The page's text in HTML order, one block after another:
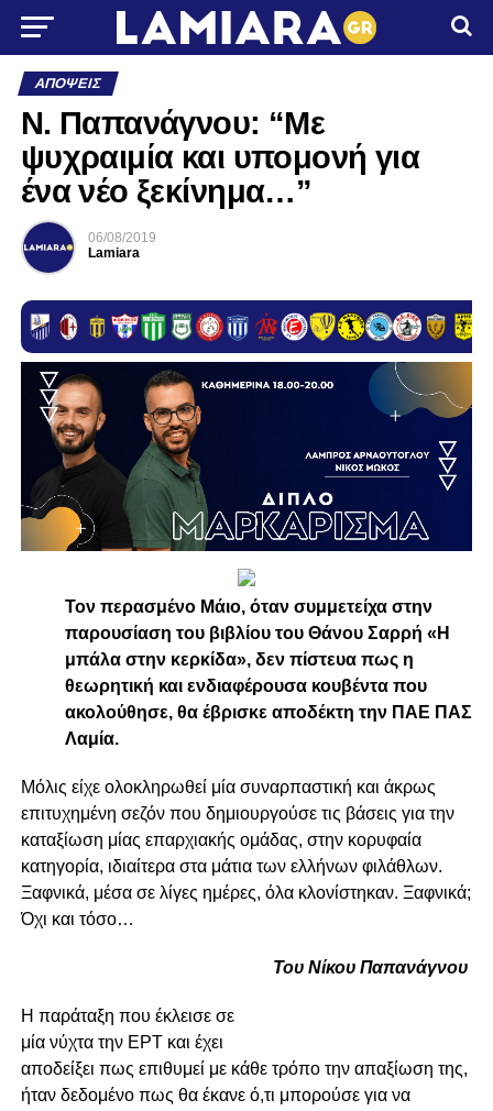
ΑΠΌΨΕΙΣ
Ν. Παπανάγνου: “Με
ψυχραιμία και υπομονή για
ένα νέο ξεκίνημα…”
06/08/2019
Lamiara
Τον περασμένο Μάιο, όταν συμμετείχα στην
παρουσίαση του βιβλίου του Θάνου Σαρρή «H
μπάλα στην κερκίδα», δεν πίστευα πως η
θεωρητική και ενδιαφέρουσα κουβέντα που
ακολούθησε, θα έβρισκε αποδέκτη την ΠΑΕ ΠΑΣ
Λαμία.
Μόλις είχε ολοκληρωθεί μία συναρπαστική και άκρως
επιτυχημένη σεζόν που δημιουργούσε τις βάσεις για την
καταξίωση μίας επαρχιακής ομάδας, στην κορυφαία
κατηγορία, ιδιαίτερα στα μάτια των ελλήνων φιλάθλων.
Ξαφνικά, μέσα σε λίγες ημέρες, όλα κλονίστηκαν. Ξαφνικά;
Όχι και τόσο…
Του Νίκου Παπανάγνου
Η παράταξη που έκλεισε σε
μία νύχτα την ΕΡΤ και έχει
αποδείξει πως επιθυμεί με κάθε τρόπο την απαξίωση της,
ήταν δεδομένο πως θα έκανε ό,τι μπορούσε για να